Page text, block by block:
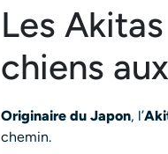
Les
chiens
Originaire du Japon, l’
chemin.